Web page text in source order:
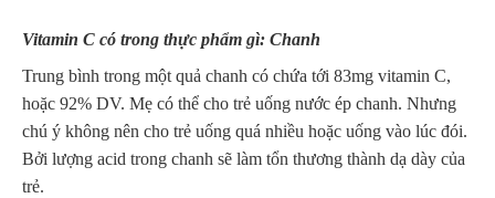
Vitamin C có trong thực phẩm gì: Chanh
Trung bình trong một quả chanh có chứa tới 83mg vitamin C,
hoặc 92% DV. Mẹ có thể cho trẻ uống nước ép chanh. Nhưng
chú ý không nên cho trẻ uống quá nhiều hoặc uống vào lúc đói.
Bởi lượng acid trong chanh sẽ làm tổn thương thành dạ dày của
trẻ.